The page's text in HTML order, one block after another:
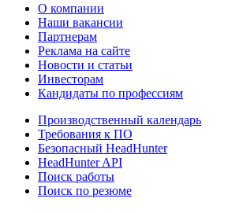
О компании
Наши вакансии
Партнерам
Реклама на сайте
Новости и статьи
Инвесторам
Кандидаты по профессиям
Производственный календарь
Требования к ПО
Безопасный HeadHunter
HeadHunter API
Поиск работы
Поиск по резюме